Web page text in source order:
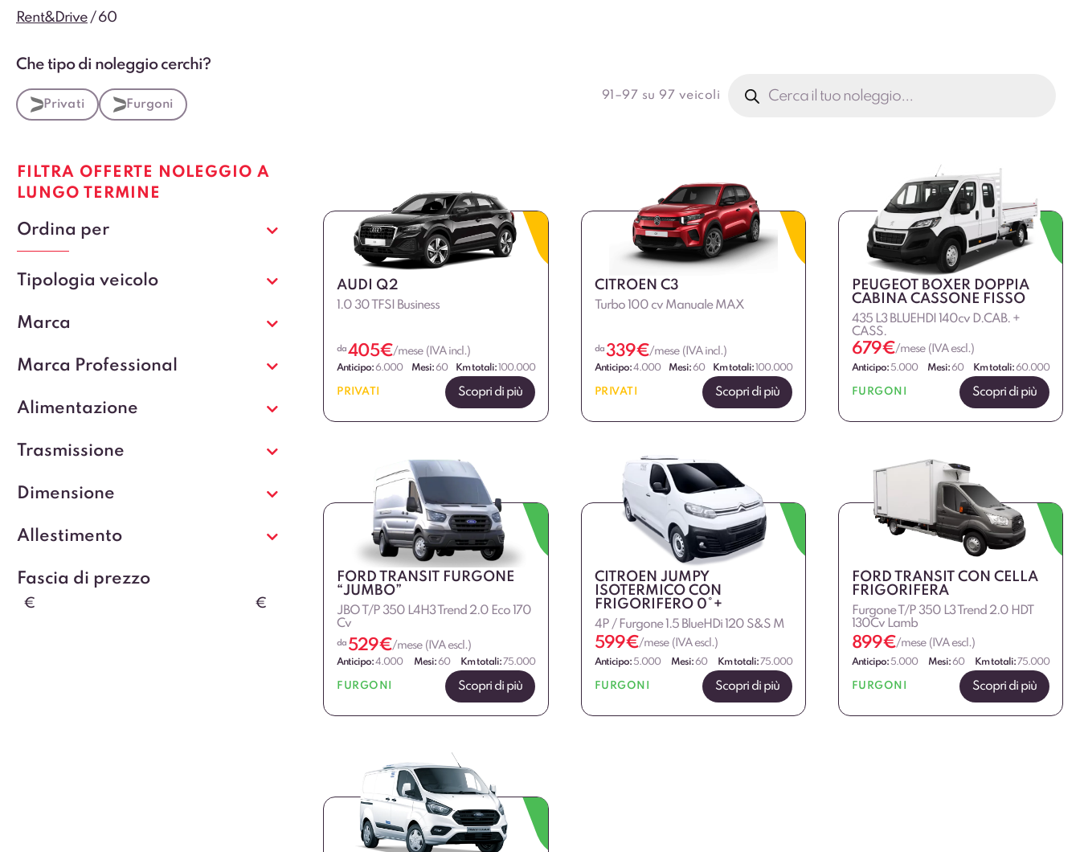
Rent&Drive /60
Che tipo di noleggio cerchi?
Privati Furgoni
91–97 su 97 veicoli
prodotti
AUDI Q2
1.0 30 TFSI Business
da 405€/mese (IVA incl.)
Anticipo:6.000 Mesi:60 Km totali: 100.000
PRIVATI Scopri di più
CITROEN C3
Turbo 100 cv Manuale MAX
da 339€/mese (IVA incl.)
Anticipo:4.000 Mesi:60 Km totali: 100.000
PRIVATI Scopri di più
PEUGEOT BOXER DOPPIA
CABINA CASSONE FISSO
435 L3 BLUEHDI 140cv D.CAB. +
CASS.
679€/mese (IVA escl.)
Anticipo:5.000 Mesi:60 Km totali:60.000
FURGONI Scopri di più
FORD TRANSIT FURGONE
“JUMBO”
JBO T/P 350 L4H3 Trend 2.0 Eco 170
Cv
da 529€/mese (IVA escl.)
Anticipo:4.000 Mesi:60 Km totali:75.000
FURGONI Scopri di più
CITROEN JUMPY
ISOTERMICO CON
FRIGORIFERO 0°+
4P / Furgone 1.5 BlueHDi 120 S&S M
599€/mese (IVA escl.)
Anticipo:5.000 Mesi:60 Km totali:75.000
FURGONI Scopri di più
FORD TRANSIT CON CELLA
FRIGORIFERA
Furgone T/P 350 L3 Trend 2.0 HDT
130Cv Lamb
899€/mese (IVA escl.)
Anticipo:5.000 Mesi:60 Km totali:75.000
FURGONI Scopri di più
FILTRA OFFERTE NOLEGGIO A
LUNGO TERMINE
Ordina per
Tipologia veicolo
Marca
Marca Professional
Alimentazione
Trasmissione
Dimensione
Allestimento
Fascia di prezzo
€ €